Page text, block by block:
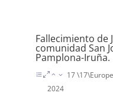
Fallecimiento de
comunidad San
Pamplona-Iruña.
17
2024